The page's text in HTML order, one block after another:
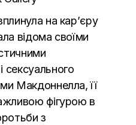
на кар’єру
відома своїми
сексуального
Макдоннелла, її
фігурою в
з